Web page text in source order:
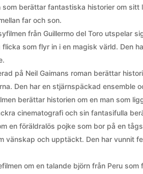
som berättar fantastiska historier om
far och son.
från Guillermo del Toro utspelar
som flyr in i en magisk värld. Den
på Neil Gaimans roman berättar
Den har en stjärnspäckad ensemble
berättar historien om en man som
cinematografi och sin fantasifulla
en föräldralös pojke som bor på en
vänskap och upptäckt. Den har vunnit
om en talande björn från Peru